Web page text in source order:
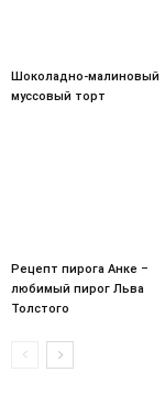
Шоколадно-малиновый
муссовый торт
Рецепт пирога Анке –
любимый пирог Льва
Толстого